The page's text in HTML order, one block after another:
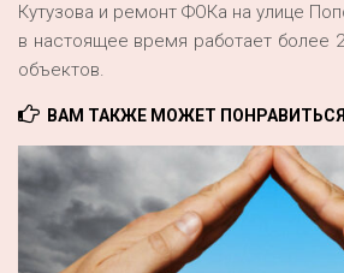
Кутузова и ремонт ФОКа на улице
в настоящее время работает более
объектов.
ВАМ ТАКЖЕ МОЖЕТ